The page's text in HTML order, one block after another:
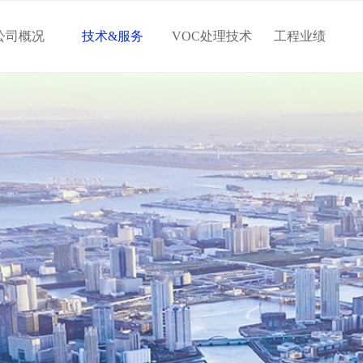
司概况 技术&服务 VOC处理技术 工程业绩